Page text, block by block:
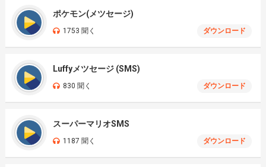
ポケモン(メツセージ)
1753 聞く ダウンロード
Luffyメツセージ (SMS)
830 聞く ダウンロード
スーパーマリオSMS
1187 聞く ダウンロード